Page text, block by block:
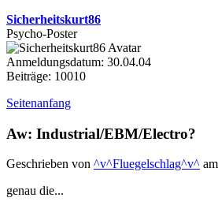
Sicherheitskurt86
Psycho-Poster
Anmeldungsdatum: 30.04.04
Beiträge: 10010
Seitenanfang
Aw: Industrial/EBM/Electro?
Geschrieben von ^v^Fluegelschlag^v^
genau die...